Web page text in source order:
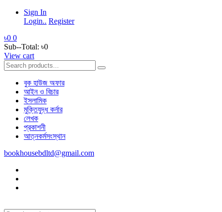
Sign In
Login.. Register
৳0 0
Sub--Total: ৳0
View cart
বুক হাউজ অফার
আইন ও বিচার
ইসলামিক
মুক্তিযুদ্ধ কর্নার
লেখক
প্রকাশনী
আত্নকর্মসংস্থান
bookhousebdltd@gmail.com